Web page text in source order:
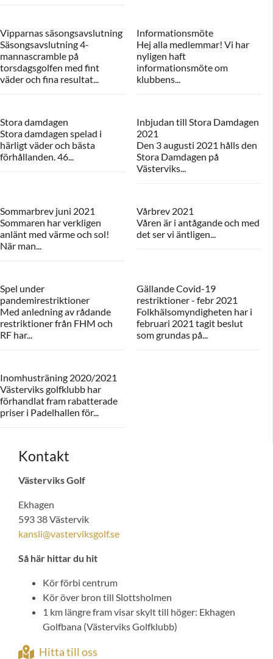
Vipparnas säsongsavslutning
Säsongsavslutning 4-
mannascramble på
torsdagsgolfen med fint
väder och fina resultat...
Informationsmöte
Hej alla medlemmar! Vi har
nyligen haft
informationsmöte om
klubbens...
Stora damdagen
Stora damdagen spelad i
härligt väder och bästa
förhållanden. 46...
Inbjudan till Stora Damdagen
2021
Den 3 augusti 2021 hålls den
Stora Damdagen på
Västerviks...
Sommarbrev juni 2021
Sommaren har verkligen
anlänt med värme och sol!
När man...
Vårbrev 2021
Våren är i antågande och med
det ser vi äntligen...
Spel under
pandemirestriktioner
Med anledning av rådande
restriktioner från FHM och
RF har...
Gällande Covid-19
restriktioner - febr 2021
Folkhälsomyndigheten har i
februari 2021 tagit beslut
som grundas på...
Inomhusträning 2020/2021
Västerviks golfklubb har
förhandlat fram rabatterade
priser i Padelhallen för...
Kontakt
Västerviks Golf
Ekhagen
593 38 Västervik
kansli@vasterviksgolf.se
Så här hittar du hit
Kör förbi centrum
Kör över bron till Slottsholmen
1 km längre fram visar skylt till höger: Ekhagen
Golfbana (Västerviks Golfklubb)
Hitta till oss